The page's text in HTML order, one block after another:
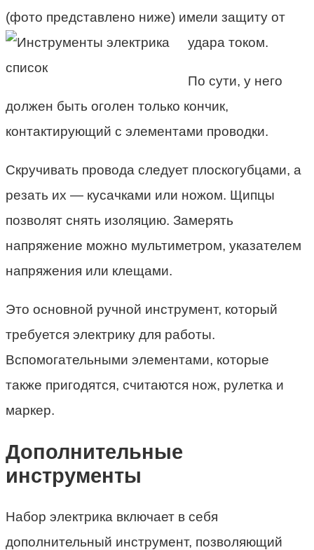
(фото представлено ниже) имели защиту от
удара током.
По сути, у него
должен быть оголен только кончик,
контактирующий с элементами проводки.
Скручивать провода следует плоскогубцами, а
резать их — кусачками или ножом. Щипцы
позволят снять изоляцию. Замерять
напряжение можно мультиметром, указателем
напряжения или клещами.
Это основной ручной инструмент, который
требуется электрику для работы.
Вспомогательными элементами, которые
также пригодятся, считаются нож, рулетка и
маркер.
Дополнительные
инструменты
Набор электрика включает в себя
дополнительный инструмент, позволяющий